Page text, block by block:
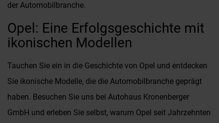
der Automobilbranche.
Opel: Eine Erfolgsgeschichte mit
ikonischen Modellen
Tauchen Sie ein in die Geschichte von Opel und entdecken
Sie ikonische Modelle, die die Automobilbranche geprägt
haben. Besuchen Sie uns bei Autohaus Kronenberger
GmbH und erleben Sie selbst, warum Opel seit Jahrzehnten